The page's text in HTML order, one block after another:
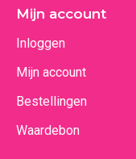
Mijn account
Inloggen
Mijn account
Bestellingen
Waardebon